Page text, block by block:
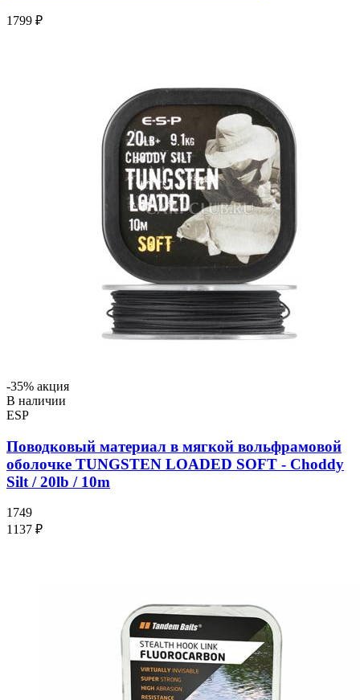
1799 ₽
-35% акция
В наличии
ESP
Поводковый материал в мягкой вольфрамовой
оболочке TUNGSTEN LOADED SOFT - Choddy
Silt / 20lb / 10m
1749
1137 ₽